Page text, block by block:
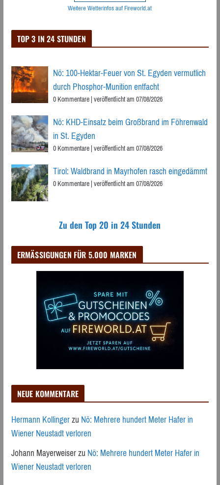
Weitere Wetterinfos auf Fireworld.at
TOP 3 IN 24 STUNDEN
Nö: 100-Hektar-Feuer von St. Egyden vermutlich
durch Phosphor-Munition entfacht
0 Kommentare|veröffentlicht am 07/08/2026
Nö: KHD-Einsatz beim Großbrand im Föhrenwald
in St. Egyden
0 Kommentare|veröffentlicht am 07/08/2026
Tirol: Waldbrand in Mayrhofen rasch eingedämmt
0 Kommentare|veröffentlicht am 07/08/2026
Zu den Top 20 in 24 Stunden
ERMÄSSIGUNGEN FÜR 5.000 MARKEN
NEUE KOMMENTARE
Hermann KollingerzuNö: Mehrere hundert Meter Hafer in
Wiener Neustadt verloren
Johann MayerweiserzuNö: Mehrere hundert Meter Hafer in
Wiener Neustadt verloren